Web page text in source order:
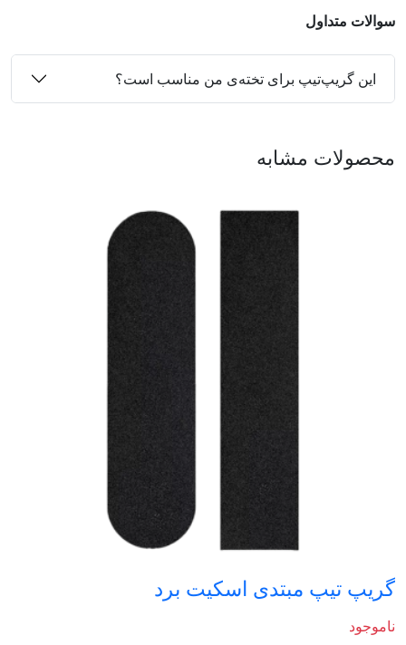
سوالات متداول
این گریپ‌تیپ برای تخته‌ی من مناسب است؟
محصولات مشابه
گریپ تیپ مبتدی اسکیت برد
ناموجود